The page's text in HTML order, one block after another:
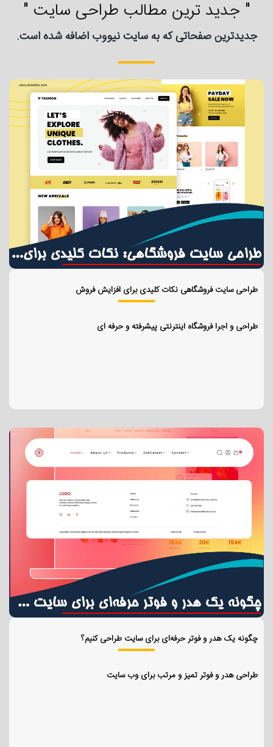
" جدید ترین مطالب طراحی سایت "
جدیدترین صفحاتی که به سایت نیووب اضافه شده است.
طراحی سایت فروشگاهی نکات کلیدی برای افزایش فروش
طراحی و اجرا فروشگاه اینترنتی پیشرفته و حرفه ای
چگونه یک هدر و فوتر حرفه‌ای برای سایت طراحی کنیم؟
طراحی هدر و فوتر تمیز و مرتب برای وب سایت